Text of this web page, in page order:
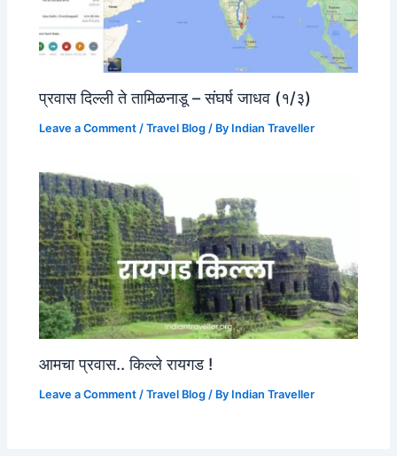
प्रवास दिल्ली ते तामिळनाडू – संघर्ष जाधव (१/३)
Leave a Comment /Travel Blog / By Indian Traveller
आमचा प्रवास.. किल्ले रायगड !
Leave a Comment /Travel Blog / By Indian Traveller